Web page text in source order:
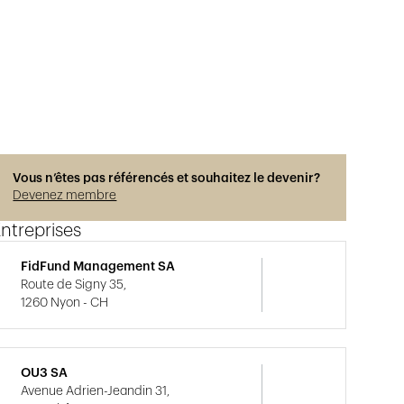
Vous n’êtes pas référencés et souhaitez le devenir?
Devenez membre
FidFund Management SA
Route de Signy 35,
1260 Nyon - CH
OU3 SA
Avenue Adrien-Jeandin 31,